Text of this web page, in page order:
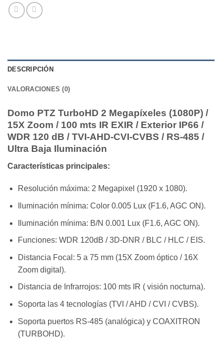
DESCRIPCIÓN
VALORACIONES (0)
Domo PTZ TurboHD 2 Megapíxeles (1080P) /
15X Zoom / 100 mts IR EXIR / Exterior IP66 /
WDR 120 dB / TVI-AHD-CVI-CVBS / RS-485 /
Ultra Baja Iluminación
Características principales:
Resolución máxima: 2 Megapixel (1920 x 1080).
Iluminación mínima: Color 0.005 Lux (F1.6, AGC ON).
Iluminación mínima: B/N 0.001 Lux (F1.6, AGC ON).
Funciones: WDR 120dB / 3D-DNR / BLC / HLC / EIS.
Distancia Focal: 5 a 75 mm (15X Zoom óptico / 16X
Zoom digital).
Distancia de Infrarrojos: 100 mts IR ( visión nocturna).
Soporta las 4 tecnologías (TVI / AHD / CVI / CVBS).
Soporta puertos RS-485 (analógica) y COAXITRON
(TURBOHD).